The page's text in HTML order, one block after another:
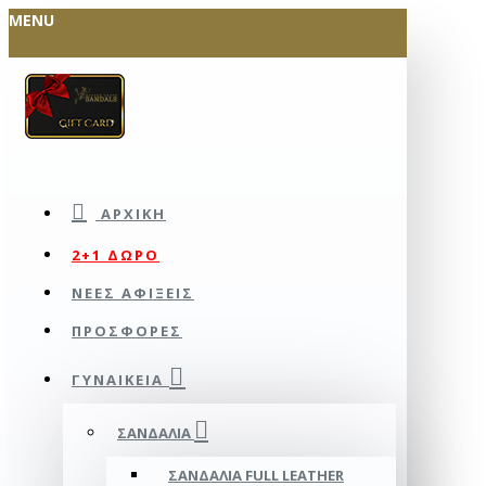
MENU
ΑΡΧΙΚΉ
2+1 ΔΩΡΟ
ΝΕΕΣ ΑΦΙΞΕΙΣ
ΠΡΟΣΦΟΡΕΣ
ΓΥΝΑΙΚΕΊΑ
ΣΑΝΔΆΛΙΑ
ΣΑΝΔΆΛΙΑ FULL LEATHER